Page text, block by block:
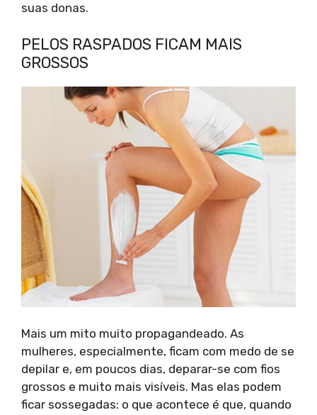
suas donas.
PELOS RASPADOS FICAM MAIS
GROSSOS
Mais um mito muito propagandeado. As
mulheres, especialmente, ficam com medo de se
depilar e, em poucos dias, deparar-se com fios
grossos e muito mais visíveis. Mas elas podem
ficar sossegadas: o que acontece é que, quando